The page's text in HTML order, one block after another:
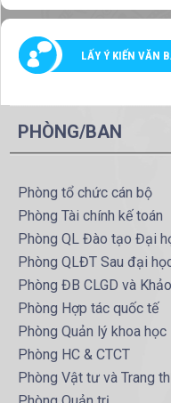
LẤY Ý KIẾN VĂN
PHÒNG/BAN
Phòng tổ chức cán bộ
Phòng Tài chính kế toán
Phòng QL Đào tạo Đại
Phòng QLĐT Sau đại
Phòng ĐB CLGD và
Phòng Hợp tác quốc tế
Phòng Quản lý khoa học
Phòng HC & CTCT
Phòng Vật tư và Trang